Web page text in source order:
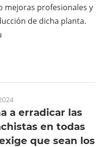
mejoras profesionales y
de dicha planta.
a erradicar las
en todas
que sean los